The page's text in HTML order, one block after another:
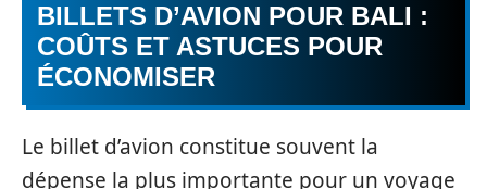
BILLETS D’AVION POUR BALI :
COÛTS ET ASTUCES POUR
ÉCONOMISER
Le billet d’avion constitue souvent la
dépense la plus importante pour un voyage